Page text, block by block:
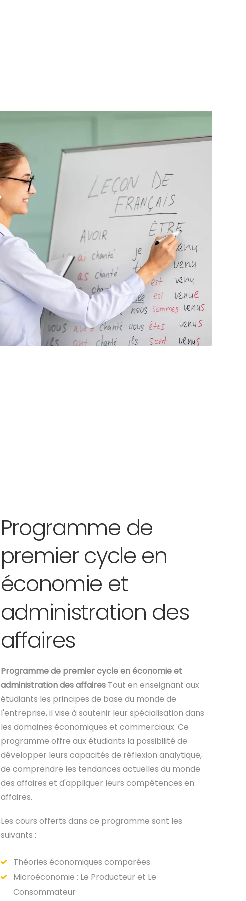
Programme de
premier cycle en
économie et
administration des
affaires
Programme de premier cycle en économie et
administration des affairesTout en enseignant aux
étudiants les principes de base du monde de
l'entreprise, il vise à soutenir leur spécialisation dans
les domaines économiques et commerciaux. Ce
programme offre aux étudiants la possibilité de
développer leurs capacités de réflexion analytique,
de comprendre les tendances actuelles du monde
des affaires et d'appliquer leurs compétences en
affaires.
Les cours offerts dans ce programme sont les
suivants :
Théories économiques comparées
Microéconomie : Le Producteur et Le
Consommateur